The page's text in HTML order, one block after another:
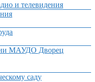
и телевидения
МАУДО Дворец
саду